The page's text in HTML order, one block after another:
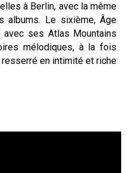
à Berlin, avec la même
albums. Le sixième, Âge
avec ses Atlas Mountains
mélodiques, à la fois
en intimité et riche